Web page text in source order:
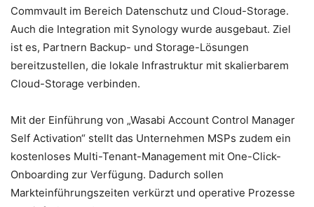
Commvault im Bereich Datenschutz und Cloud-Storage.
Auch die Integration mit Synology wurde ausgebaut. Ziel
ist es, Partnern Backup- und Storage-Lösungen
bereitzustellen, die lokale Infrastruktur mit skalierbarem
Cloud-Storage verbinden.
Mit der Einführung von „Wasabi Account Control Manager
Self Activation“ stellt das Unternehmen MSPs zudem ein
kostenloses Multi-Tenant-Management mit One-Click-
Onboarding zur Verfügung. Dadurch sollen
Markteinführungszeiten verkürzt und operative Prozesse